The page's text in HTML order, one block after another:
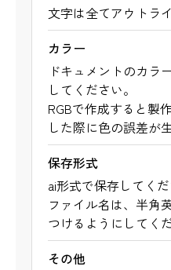
文字は全てアウトラ
カラー
ドキュメントのカラ
してください。
RGBで作成すると製
した際に色の誤差が
保存形式
ai形式で保存してくだ
ファイル名は、半角
つけるようにしてく
その他